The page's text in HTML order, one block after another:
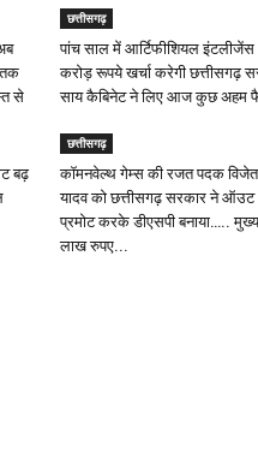
तक
से
छत्तीसगढ़
पांच साल में आर्टिफीशियल
करोड़ रूपये खर्चा करेगी छत्तीसगढ़
साय कैबिनेट ने लिए आज कुछ
बढ़
छत्तीसगढ़
कॉमनवेल्थ गेम्स की रजत पदक विजेता
यादव को छत्तीसगढ़ सरकार ने
प्रमोट करके डीएसपी बनाया…..
लाख रुपए...